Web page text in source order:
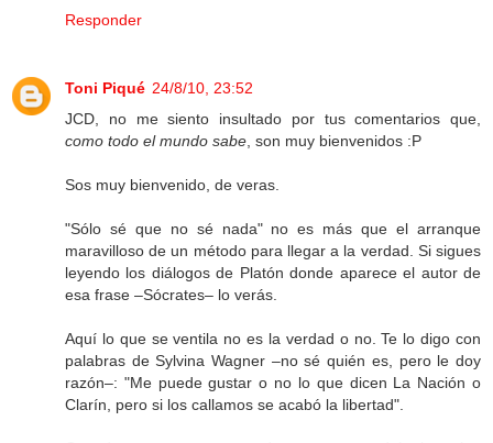
Responder
Toni Piqué 24/8/10, 23:52
JCD, no me siento insultado por tus comentarios que,
como todo el mundo sabe, son muy bienvenidos :P
Sos muy bienvenido, de veras.
"Sólo sé que no sé nada" no es más que el arranque
maravilloso de un método para llegar a la verdad. Si sigues
leyendo los diálogos de Platón donde aparece el autor de
esa frase –Sócrates– lo verás.
Aquí lo que se ventila no es la verdad o no. Te lo digo con
palabras de Sylvina Wagner –no sé quién es, pero le doy
razón–: "Me puede gustar o no lo que dicen La Nación o
Clarín, pero si los callamos se acabó la libertad".